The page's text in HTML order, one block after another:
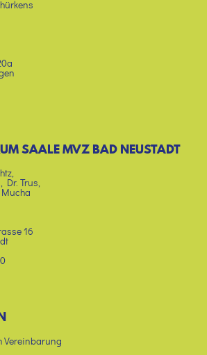
SAALE MVZ BAD NEUSTADT
Dr. Trus,
Mucha
16
Vereinbarung